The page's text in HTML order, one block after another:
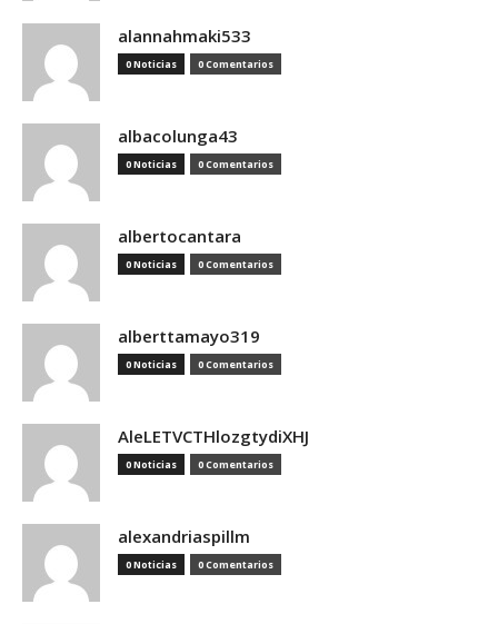
alannahmaki533
0 Noticias 0 Comentarios
albacolunga43
0 Noticias 0 Comentarios
albertocantara
0 Noticias 0 Comentarios
alberttamayo319
0 Noticias 0 Comentarios
AleLETVCTHlozgtydiXHJ
0 Noticias 0 Comentarios
alexandriaspillm
0 Noticias 0 Comentarios